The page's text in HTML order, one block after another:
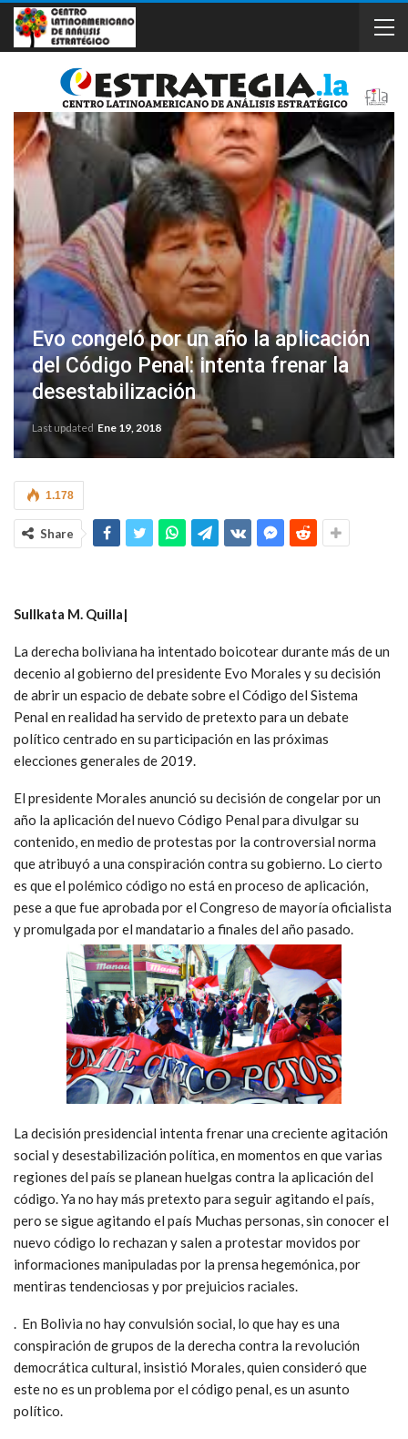
Evo congeló por un año la aplicación
del Código Penal: intenta frenar la
desestabilización
Last updated Ene 19, 2018
1.178
Share
Sullkata M. Quilla|
La derecha boliviana ha intentado boicotear durante más de un
decenio al gobierno del presidente Evo Morales y su decisión
de abrir un espacio de debate sobre el Código del Sistema
Penal en realidad ha servido de pretexto para un debate
político centrado en su participación en las próximas
elecciones generales de 2019.
El presidente Morales anunció su decisión de congelar por un
año la aplicación del nuevo Código Penal para divulgar su
contenido, en medio de protestas por la controversial norma
que atribuyó a una conspiración contra su gobierno. Lo cierto
es que el polémico código no está en proceso de aplicación,
pese a que fue aprobada por el Congreso de mayoría oficialista
y promulgada por el mandatario a finales del año pasado.
La decisión presidencial intenta frenar una creciente agitación
social y desestabilización política, en momentos en que varias
regiones del país se planean huelgas contra la aplicación del
código. Ya no hay más pretexto para seguir agitando el país,
pero se sigue agitando el país Muchas personas, sin conocer el
nuevo código lo rechazan y salen a protestar movidos por
informaciones manipuladas por la prensa hegemónica, por
mentiras tendenciosas y por prejuicios raciales.
. En Bolivia no hay convulsión social, lo que hay es una
conspiración de grupos de la derecha contra la revolución
democrática cultural, insistió Morales, quien consideró que
este no es un problema por el código penal, es un asunto
político.